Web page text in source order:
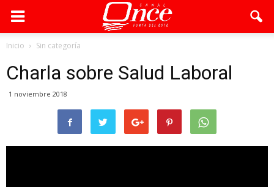
Inicio Sin categoría
Charla sobre Salud Laboral
1 noviembre 2018